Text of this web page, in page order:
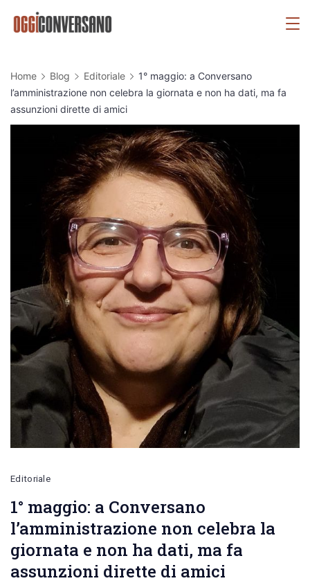
Home Blog Editoriale
1° maggio: a Conversano
l’amministrazione non celebra la giornata e non ha dati, ma fa
assunzioni dirette di amici
Editoriale
1° maggio: a Conversano
l’amministrazione non celebra la
giornata e non ha dati, ma fa
assunzioni dirette di amici